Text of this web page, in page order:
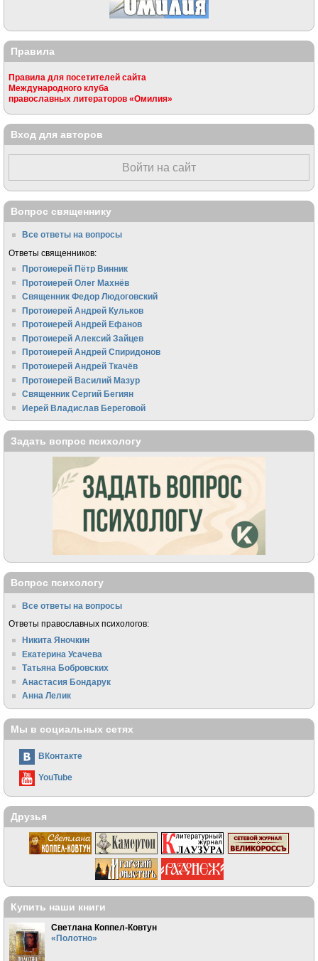
Правила
Правила для посетителей сайта
Международного клуба
православных литераторов «Омилия»
Вход для авторов
Войти на сайт
Вопрос священнику
Все ответы на вопросы
Ответы священников:
Протоиерей Пётр Винник
Протоиерей Олег Махнёв
Священник Федор Людоговский
Протоиерей Андрей Кульков
Протоиерей Андрей Ефанов
Протоиерей Алексий Зайцев
Протоиерей Андрей Спиридонов
Протоиерей Андрей Ткачёв
Протоиерей Василий Мазур
Священник Сергий Бегиян
Иерей Владислав Береговой
Задать вопрос психологу
Вопрос психологу
Все ответы на вопросы
Ответы православных психологов:
Никита Яночкин
Екатерина Усачева
Татьяна Бобровских
Анастасия Бондарук
Анна Лелик
Мы в социальных сетях
ВКонтакте
YouTube
Друзья
Купить наши книги
Светлана Коппел-Ковтун
«Полотно»